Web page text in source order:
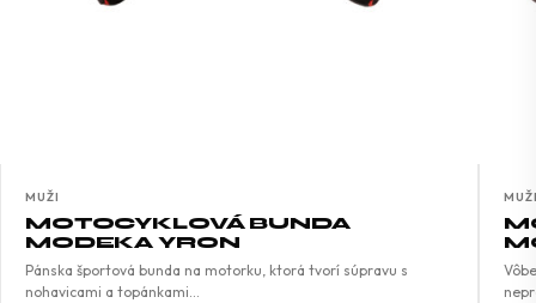
MUŽI
MOTOCYKLOVÁ BUNDA
MODEKA YRON
Pánska športová bunda na motorku, ktorá tvorí súpravu s
nohavicami a topánkami…